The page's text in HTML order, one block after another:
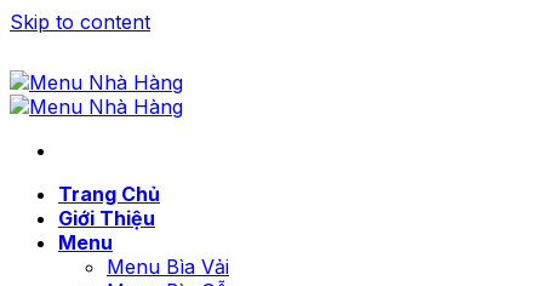
Skip to content
Trang Chủ
Giới Thiệu
Menu
Menu Bìa Vải